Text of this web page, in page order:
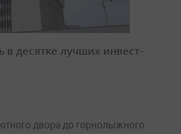
десятке лучших инвест-
двора до горнолыжного